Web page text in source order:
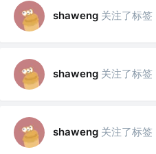
shaweng 关注了标签
shaweng 关注了标签
shaweng 关注了标签